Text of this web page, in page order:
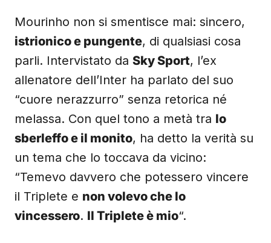
Mourinho non si smentisce mai: sincero,
istrionico e pungente, di qualsiasi cosa
parli. Intervistato da Sky Sport, l’ex
allenatore dell’Inter ha parlato del suo
“cuore nerazzurro” senza retorica né
melassa. Con quel tono a metà tra lo
sberleffo e il monito, ha detto la verità su
un tema che lo toccava da vicino:
“Temevo davvero che potessero vincere
il Triplete e non volevo che lo
vincessero. Il Triplete è mio“.